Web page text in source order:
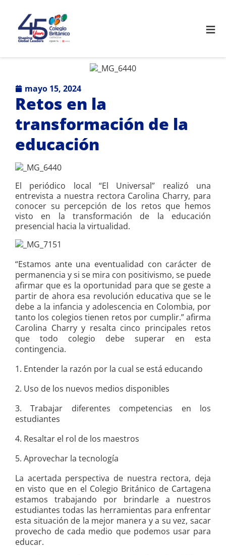
≡
mayo 15, 2024
Retos en la
transformación de la
educación
El periódico local “El Universal” realizó una
entrevista a nuestra rectora Carolina Charry, para
conocer su percepción de los retos que hemos
visto en la transformación de la educación
presencial hacia la virtualidad.
“Estamos ante una eventualidad con carácter de
permanencia y si se mira con positivismo, se puede
afirmar que es la oportunidad para que se geste a
partir de ahora esa revolución educativa que se le
debe a la infancia y adolescencia en Colombia, por
tanto los colegios tienen retos por cumplir.” afirma
Carolina Charry y resalta cinco principales retos
que todo colegio debe superar en esta
contingencia.
1. Entender la razón por la cual se está educando
2. Uso de los nuevos medios disponibles
3. Trabajar diferentes competencias en los
estudiantes
4. Resaltar el rol de los maestros
5. Aprovechar la tecnología
La acertada perspectiva de nuestra rectora, deja
en visto que en el Colegio Británico de Cartagena
estamos trabajando por brindarle a nuestros
estudiantes todas las herramientas para enfrentar
esta situación de la mejor manera y a su vez, sacar
provecho de cada medio que podemos usar para
educar.